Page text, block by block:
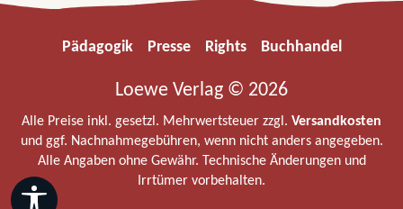
Pädagogik Presse Rights Buchhandel
Loewe Verlag © 2026
Alle Preise inkl. gesetzl. Mehrwertsteuer zzgl. Versandkosten
und ggf. Nachnahmegebühren, wenn nicht anders angegeben.
Alle Angaben ohne Gewähr. Technische Änderungen und
Irrtümer vorbehalten.
Werkzeugleiste anzeigen